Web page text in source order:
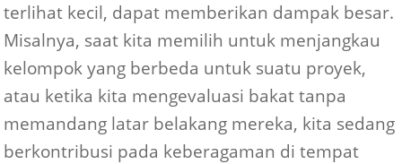
terlihat kecil, dapat memberikan dampak besar.
Misalnya, saat kita memilih untuk menjangkau
kelompok yang berbeda untuk suatu proyek,
atau ketika kita mengevaluasi bakat tanpa
memandang latar belakang mereka, kita sedang
berkontribusi pada keberagaman di tempat